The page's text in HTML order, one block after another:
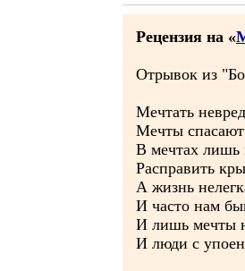
Рецензия на «
Отрывок из
Мечтать
Мечты
В мечтах лишь
Расправить
А жизнь
И часто нам
И лишь мечты
И люди с